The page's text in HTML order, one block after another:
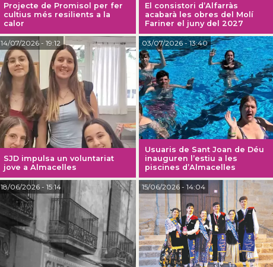
Projecte de Promisol per fer
cultius més resilients a la
calor
El consistori d’Alfarràs
acabarà les obres del Molí
Fariner el juny del 2027
SJD impulsa un voluntariat
jove a Almacelles
14/07/2026- 19:12
Usuaris de Sant Joan de Déu
inauguren l’estiu a les
piscines d’Almacelles
03/07/2026- 13:40
18/06/2026- 15:14 15/06/2026- 14:04